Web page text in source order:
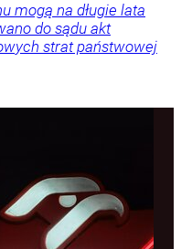
mogą na długie lata
do sądu akt
strat państwowej